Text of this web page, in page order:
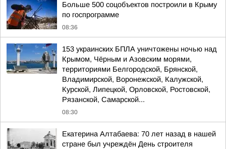
Больше 500 соцобъектов построили в Крыму
по госпрограмме
08:36
153 украинских БПЛА уничтожены ночью над
Крымом, Чёрным и Азовским морями,
территориями Белгородской, Брянской,
Владимирской, Воронежской, Калужской,
Курской, Липецкой, Орловской, Ростовской,
Рязанской, Самарской...
08:30
Екатерина Алтабаева: 70 лет назад в нашей
стране был учреждён День строителя